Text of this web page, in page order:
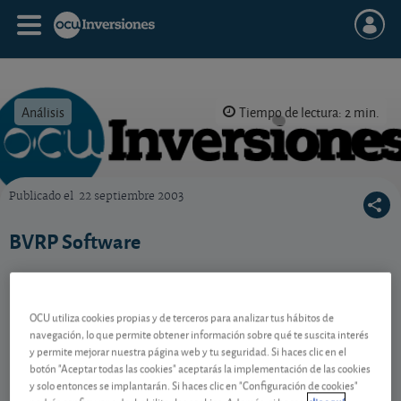
Análisis Tiempo de lectura: 2 min.
Publicado el 22 septiembre 2003
BVRP Software
Contenido reservado a SOCIOS
Gestiona tu dinero con visión
OCU utiliza cookies propias y de terceros para analizar tus hábitos de
navegación, lo que permite obtener información sobre qué te suscita interés
y permite mejorar nuestra página web y tu seguridad. Si haces clic en el
botón "Aceptar todas las cookies" aceptarás la implementación de las cookies
y solo entonces se implantarán. Si haces clic en "Configuración de cookies"